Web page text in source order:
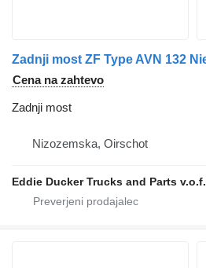
Cena na zahtevo
Zadnji most
Nizozemska, Oirschot
Eddie Ducker Trucks and Parts v.o.f.